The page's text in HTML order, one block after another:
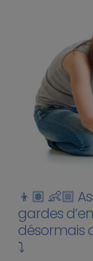
👦🏽 👶🏼
gardes
désormais
⤵️